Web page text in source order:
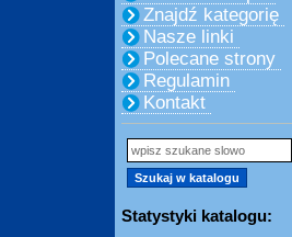
Znajdź kategorię
Nasze linki
Polecane strony
Regulamin
Kontakt
Statystyki katalogu: